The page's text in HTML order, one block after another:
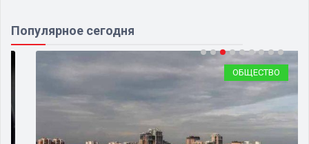
Популярное сегодня
ОБЩЕСТВО